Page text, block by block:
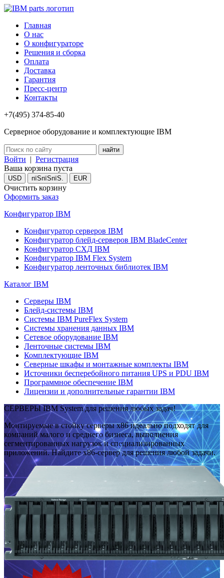
Главная
О нас
О конфигураторе
Решения и сборка
Оплата
Доставка
Гарантия
Пресс-центр
Контакты
+7(495) 374-85-40
Серверное оборудование и комплектующие IBM
Войти | Регистрация
Ваша корзина пуста
USD пїЅпїЅпїЅ. EUR
Очистить корзину
Оформить заказ
Конфигуратор IBM
Конфигуратор серверов IBM
Конфигуратор блейд-серверов IBM BladeCenter
Конфигуратор СХД IBM
Конфигуратор IBM Flex System
Конфигуратор ленточных библиотек IBM
Каталог IBM
Серверы IBM
Блейд-системы IBM
Системы IBM PureFlex System
Системы хранения данных IBM
Сетевое оборудование IBM
Ленточные системы IBM
Комплектующие IBM
Северные шкафы и монтажные комплекты IBM
Источники бесперебойного питания UPS и PDU IBM
Программное обеспечение IBM
Лицензии и дополнительные гарантии IBM
СЕРВЕРЫ IBM System для решения любых задач!
Монтируемые в стойку серверы x86 идеально подходят для
компаний малого и среднего бизнеса, выполнения
сегментированных нагрузок и специализированных
приложений. Найдите x86-сервер для решения любой задачи.